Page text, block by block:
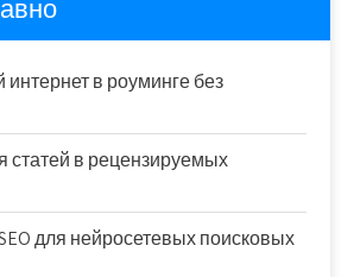
в роуминге без
статей в рецензируемых
для нейросетевых поисковых